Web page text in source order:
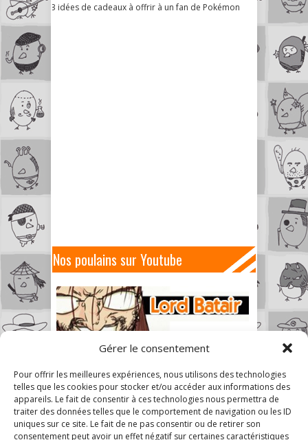
Gérer le consentement
Pour offrir les meilleures expériences, nous utilisons des technologies
telles que les cookies pour stocker et/ou accéder aux informations des
appareils. Le fait de consentir à ces technologies nous permettra de
traiter des données telles que le comportement de navigation ou les ID
uniques sur ce site. Le fait de ne pas consentir ou de retirer son
consentement peut avoir un effet négatif sur certaines caractéristiques
3 idées de cadeaux à offrir à un fan de Pokémon
Nos poulains sur Youtube